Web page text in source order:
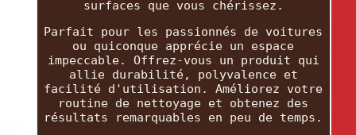
surfaces que vous chérissez.
Parfait pour les passionnés de voitures
ou quiconque apprécie un espace
impeccable. Offrez-vous un produit qui
allie durabilité, polyvalence et
facilité d'utilisation. Améliorez votre
routine de nettoyage et obtenez des
résultats remarquables en peu de temps.